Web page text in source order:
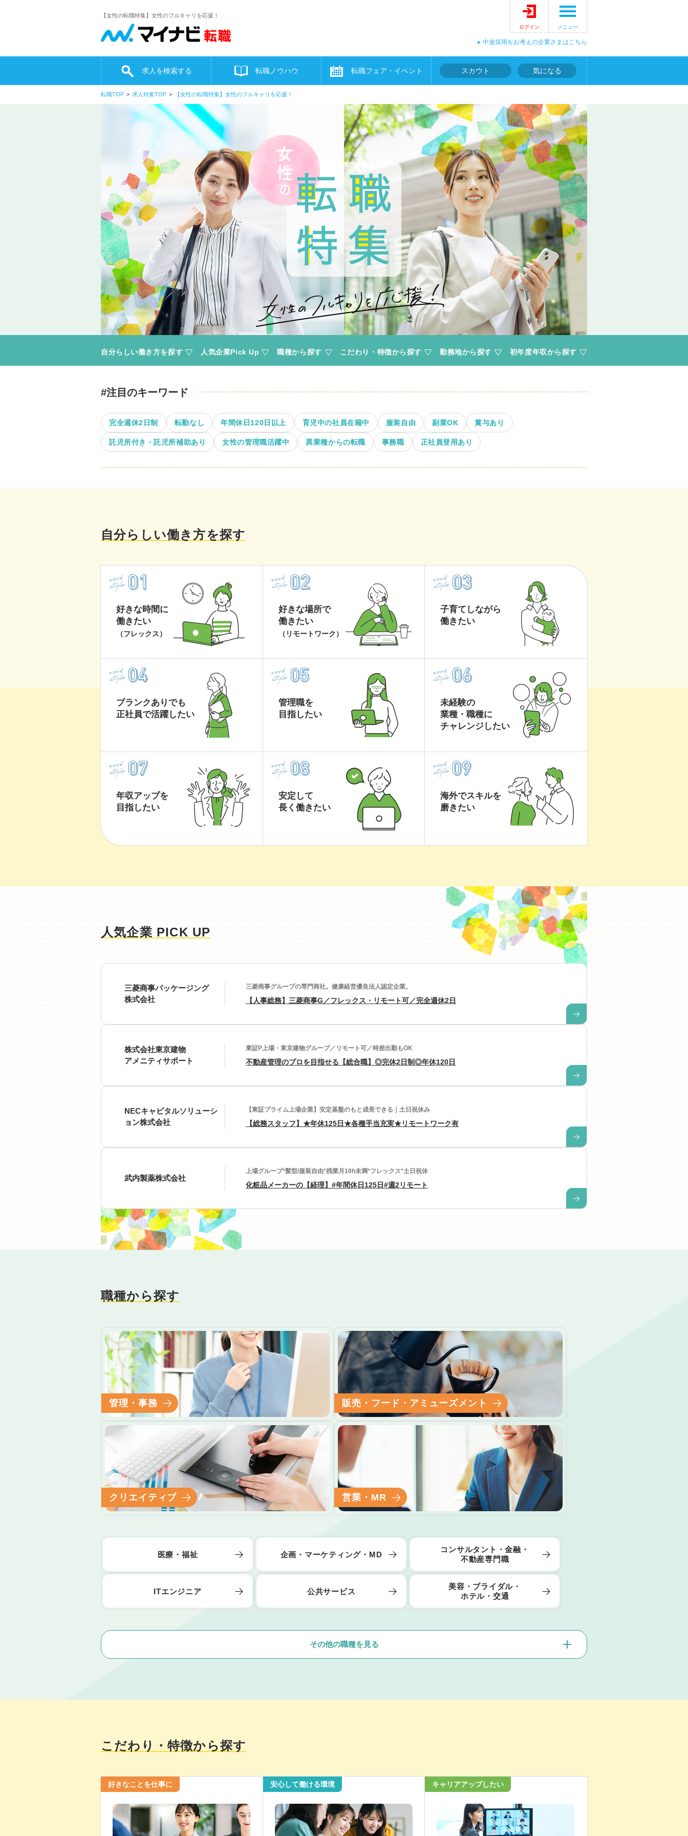
【女性の転職特集】女性のフルキャリを応援！
ログイン メニュー
中途採用をお考えの企業さまはこちら
求人を検索する 転職ノウハウ 転職フェア・イベント スカウト 気になる
転職TOP 求人特集TOP 【女性の転職特集】女性のフルキャリを応援！
自分らしい働き方を探す 人気企業Pick Up 職種から探す こだわり・特徴から探す 勤務地から探す 初年度年収から探す
#注目のキーワード
完全週休2日制 転勤なし 年間休日120日以上 育児中の社員在籍中 服装自由 副業OK 賞与あり
託児所付き・託児所補助あり 女性の管理職活躍中 異業種からの転職 事務職 正社員登用あり
自分らしい働き方を探す
好きな時間に
働きたい
（フレックス）
好きな場所で
働きたい
（リモートワーク）
子育てしながら
働きたい
ブランクありでも
正社員で活躍したい
管理職を
目指したい
未経験の
業種・職種に
チャレンジしたい
年収アップを
目指したい
安定して
長く働きたい
海外でスキルを
磨きたい
人気企業 PICK UP
三菱商事パッケージング
株式会社
三菱商事グループの専門商社。健康経営優良法人認定企業。
【人事総務】三菱商事G／フレックス・リモート可／完全週休2日
株式会社東京建物
アメニティサポート
東証P上場・東京建物グループ／リモート可／時差出勤もOK
不動産管理のプロを目指せる【総合職】◎完休2日制◎年休120日
NECキャピタルソリューシ
ョン株式会社
【東証プライム上場企業】安定基盤のもと成長できる｜土日祝休み
【総務スタッフ】★年休125日★各種手当充実★リモートワーク有
武内製薬株式会社
上場グループ*髪型/服装自由*残業月10h未満*フレックス*土日祝休
化粧品メーカーの【経理】#年間休日125日#週2リモート
職種から探す
管理・事務 販売・フード・アミューズメント
クリエイティブ 営業・MR
医療・福祉 企画・マーケティング・MD
コンサルタント・金融・
不動産専門職
ITエンジニア 公共サービス
美容・ブライダル・
ホテル・交通
その他の職種を見る
こだわり・特徴から探す
好きなことを仕事に 安心して働ける環境 キャリアアップしたい